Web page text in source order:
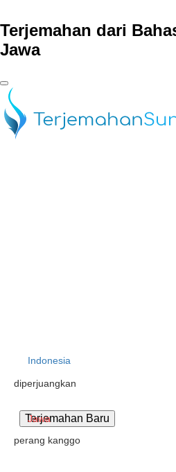
Terjemahan dari
Jawa
Indonesia
diperjuangkan
Jawa
perang kanggo